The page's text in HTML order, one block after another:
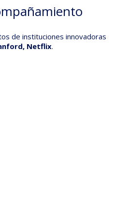
de instituciones innovadoras
Netflix.